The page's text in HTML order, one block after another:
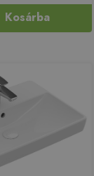
Kosárba